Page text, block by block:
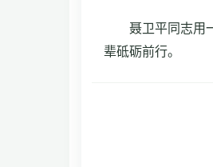
聂卫平同志用
辈砥砺前行。